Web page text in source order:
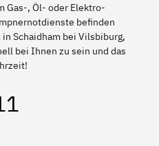
Gas-, Öl- oder Elektro-
befinden
Schaidham bei Vilsbiburg,
bei Ihnen zu sein und das